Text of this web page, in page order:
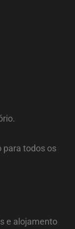
para todos os
e alojamento